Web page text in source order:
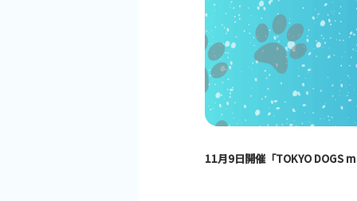
11月9日開催「TOKYO DOGS